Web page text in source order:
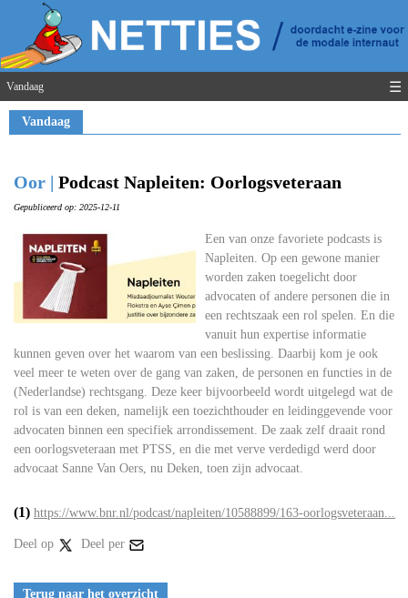
Vandaag ☰
Vandaag
Oor | Podcast Napleiten: Oorlogsveteraan
Gepubliceerd op: 2025-12-11
Een van onze favoriete podcasts is
Napleiten. Op een gewone manier
worden zaken toegelicht door
advocaten of andere personen die in
een rechtszaak een rol spelen. En die
vanuit hun expertise informatie
kunnen geven over het waarom van een beslissing. Daarbij kom je ook
veel meer te weten over de gang van zaken, de personen en functies in de
(Nederlandse) rechtsgang. Deze keer bijvoorbeeld wordt uitgelegd wat de
rol is van een deken, namelijk een toezichthouder en leidinggevende voor
advocaten binnen een specifiek arrondissement. De zaak zelf draait rond
een oorlogsveteraan met PTSS, en die met verve verdedigd werd door
advocaat Sanne Van Oers, nu Deken, toen zijn advocaat.
(1) https://www.bnr.nl/podcast/napleiten/10588899/163-oorlogsveteraan...
Deel op Deel per
Terug naar het overzicht